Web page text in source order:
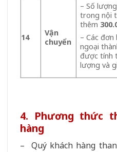
14
Vận
chuyển
– Số
trong nội
thêm
– Các đơn
ngoại
được tính
lượng và
4. Phương thức
hàng
– Quý khách hàng